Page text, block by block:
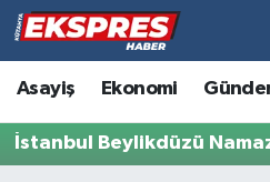
Asayiş Ekonomi
İstanbul Beylikdüzü
Altıntaş
Asayiş
Hava Durumu
Trafik Durumu